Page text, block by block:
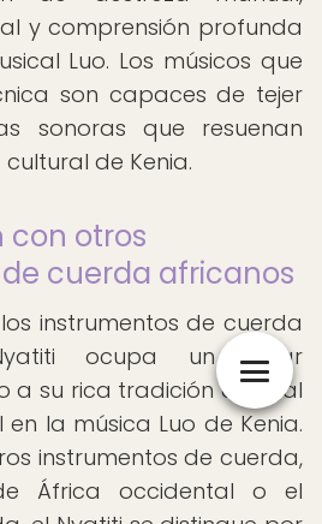
y comprensión profunda
Luo. Los músicos que
son capaces de tejer
sonoras que resuenan
de Kenia.
otros
cuerda africanos
instrumentos de cuerda
ocupa un lugar
a su rica tradición cultural
la música Luo de Kenia.
instrumentos de cuerda,
África occidental o el